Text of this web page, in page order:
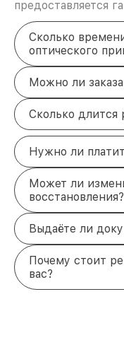
предоставляется
Сколько
оптического
Можно ли
Сколько длится
Нужно ли
Может ли
восстановления?
Выдаёте ли
Почему стоит
вас?